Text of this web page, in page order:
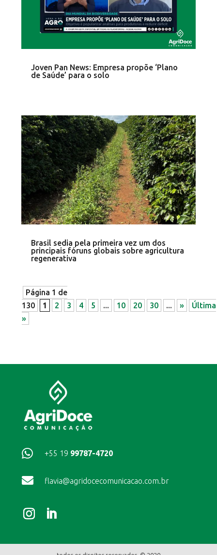
Joven Pan News: Empresa propõe ‘Plano
de Saúde’ para o solo
Brasil sedia pela primeira vez um dos
principais fóruns globais sobre agricultura
regenerativa
Página 1 de
130
1 2 3 4 5 ... 10 20 30 ... »
Última
»
 +55 19 99787-4720
 flavia@agridocecomunicacao.com.br